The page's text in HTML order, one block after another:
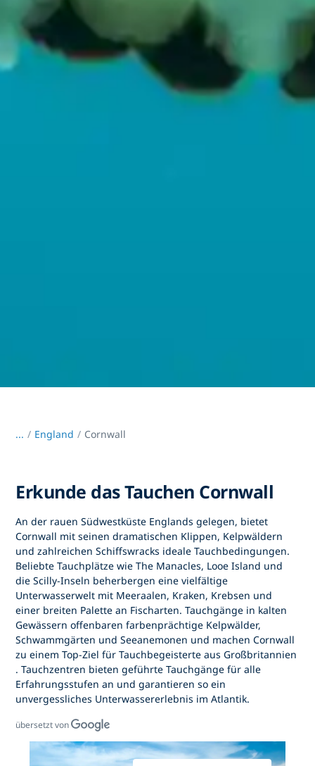
... / England Cornwall
Erkunde das Tauchen Cornwall
An der rauen Südwestküste Englands gelegen, bietet
Cornwall mit seinen dramatischen Klippen, Kelpwäldern
und zahlreichen Schiffswracks ideale Tauchbedingungen.
Beliebte Tauchplätze wie The Manacles, Looe Island und
die Scilly-Inseln beherbergen eine vielfältige
Unterwasserwelt mit Meeraalen, Kraken, Krebsen und
einer breiten Palette an Fischarten. Tauchgänge in kalten
Gewässern offenbaren farbenprächtige Kelpwälder,
Schwammgärten und Seeanemonen und machen Cornwall
zu einem Top-Ziel fürTauchbegeisterte aus Großbritannien
. Tauchzentren bieten geführte Tauchgänge für alle
Erfahrungsstufen an und garantieren so ein
unvergessliches Unterwassererlebnis im Atlantik.
übersetzt von